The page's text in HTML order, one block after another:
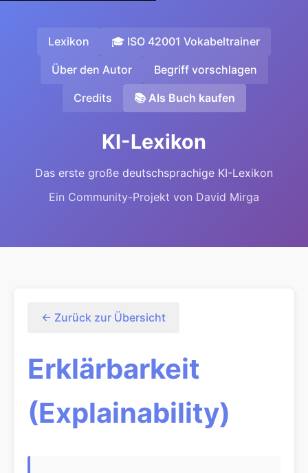
Lexikon 🎓 ISO 42001 Vokabeltrainer
Über den Autor Begriff vorschlagen
Credits 📚 Als Buch kaufen
KI-Lexikon
Das erste große deutschsprachige KI-Lexikon
Ein Community-Projekt von David Mirga
← Zurück zur Übersicht
Erklärbarkeit
(Explainability)